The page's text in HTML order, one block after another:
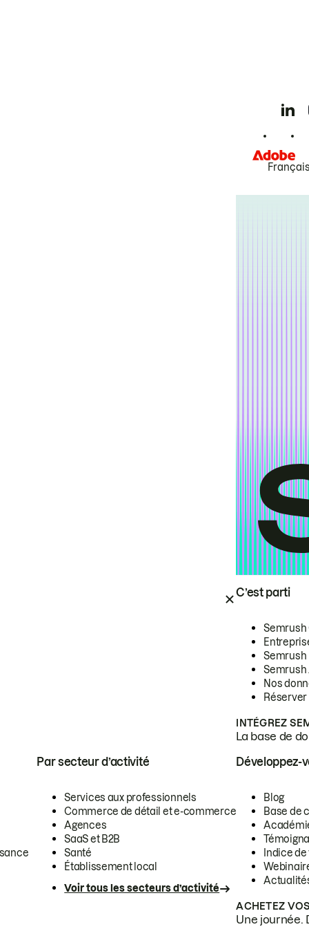
C’est parti
Semrush
Semrush
Semrush
Nos
INTÉGREZ
La base de
Par secteur d’activité
Services aux professionnels
Commerce de détail et e-commerce
Agences
SaaS et B2B
Santé
Établissement local
Voir tous les secteurs d’activité
Développez-
Blog
Base de
Indice
ACHETEZ
Une journée.